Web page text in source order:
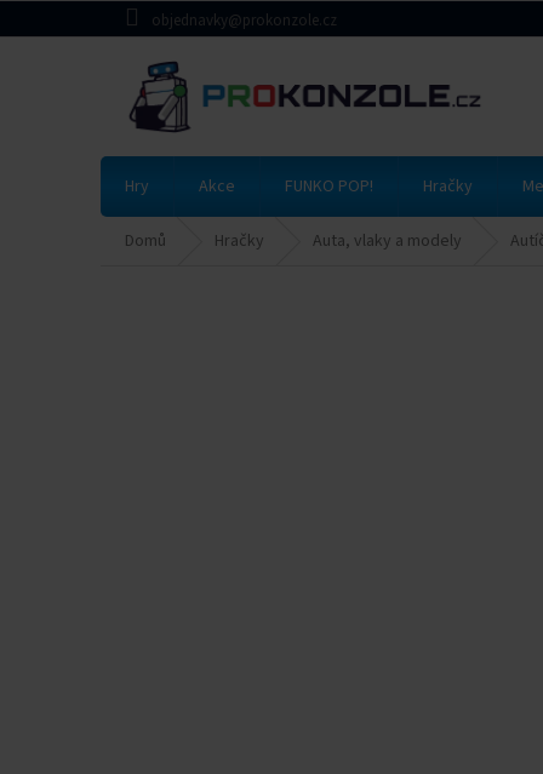
na
objednavky@prokonzole.cz
Hry Akce FUNKO POP! Hračky
Domů Hračky Auta, vlaky a modely